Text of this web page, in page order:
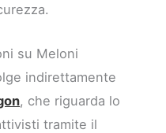
su Meloni
indirettamente
, che riguarda lo
tramite il